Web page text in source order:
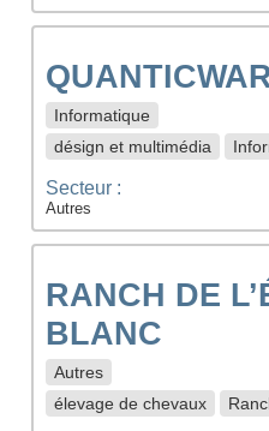
Informatique
désign et multimédia
Secteur :
Autres
RANCH DE
BLANC
Autres
élevage de chevaux